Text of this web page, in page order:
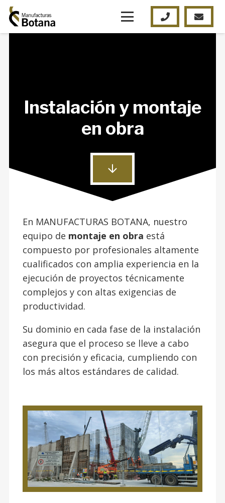
Instalación y montaje
en obra
En MANUFACTURAS BOTANA, nuestro
equipo de montaje en obra está
compuesto por profesionales altamente
cualificados con amplia experiencia en la
ejecución de proyectos técnicamente
complejos y con altas exigencias de
productividad.
Su dominio en cada fase de la instalación
asegura que el proceso se lleve a cabo
con precisión y eficacia, cumpliendo con
los más altos estándares de calidad.